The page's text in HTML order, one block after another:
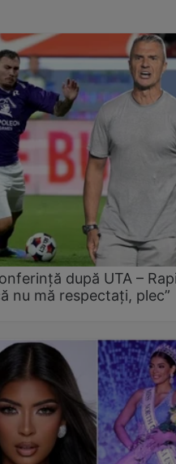
după UTA –
nu mă respectați, plec”